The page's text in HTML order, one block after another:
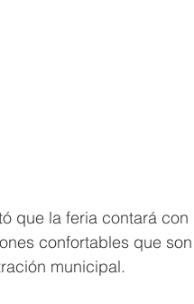
que la feria contará
confortables que
municipal.